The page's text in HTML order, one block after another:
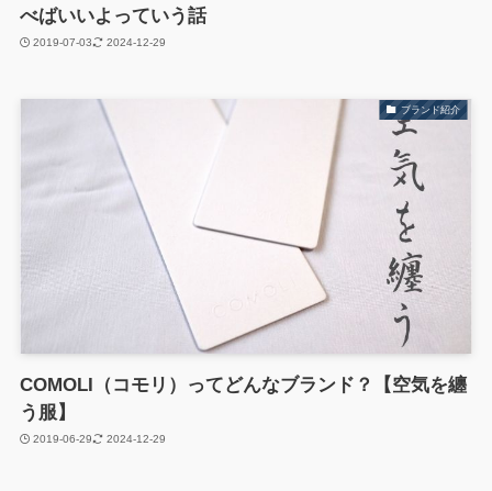
べばいいよっていう話
2019-07-03 2024-12-29
ブランド紹介
COMOLI（コモリ）ってどんなブランド？【空気を纏
う服】
2019-06-29 2024-12-29